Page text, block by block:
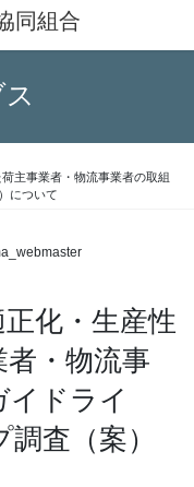
同組合
主事業者・物流事業者の取組
について
正化・生産性
・物流事
イドライ
査（案）